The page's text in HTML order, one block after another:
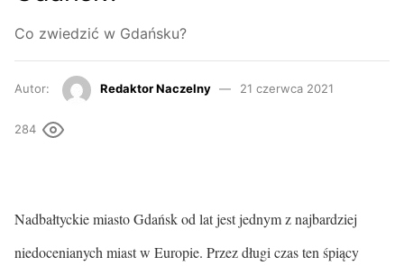
Co zwiedzić w Gdańsku?
Autor: Redaktor Naczelny 21 czerwca 2021
284
Nadbałtyckie miasto Gdańsk od lat jest jednym z najbardziej
niedocenianych miast w Europie. Przez długi czas ten śpiący